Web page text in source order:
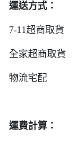
運送方式：
7-11超商取貨
全家超商取貨
物流宅配
運費計算：